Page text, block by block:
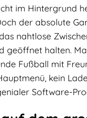
im Hintergrund
der absolute
nahtlose
geöffnet halten.
Fußball mit
kein
Software-